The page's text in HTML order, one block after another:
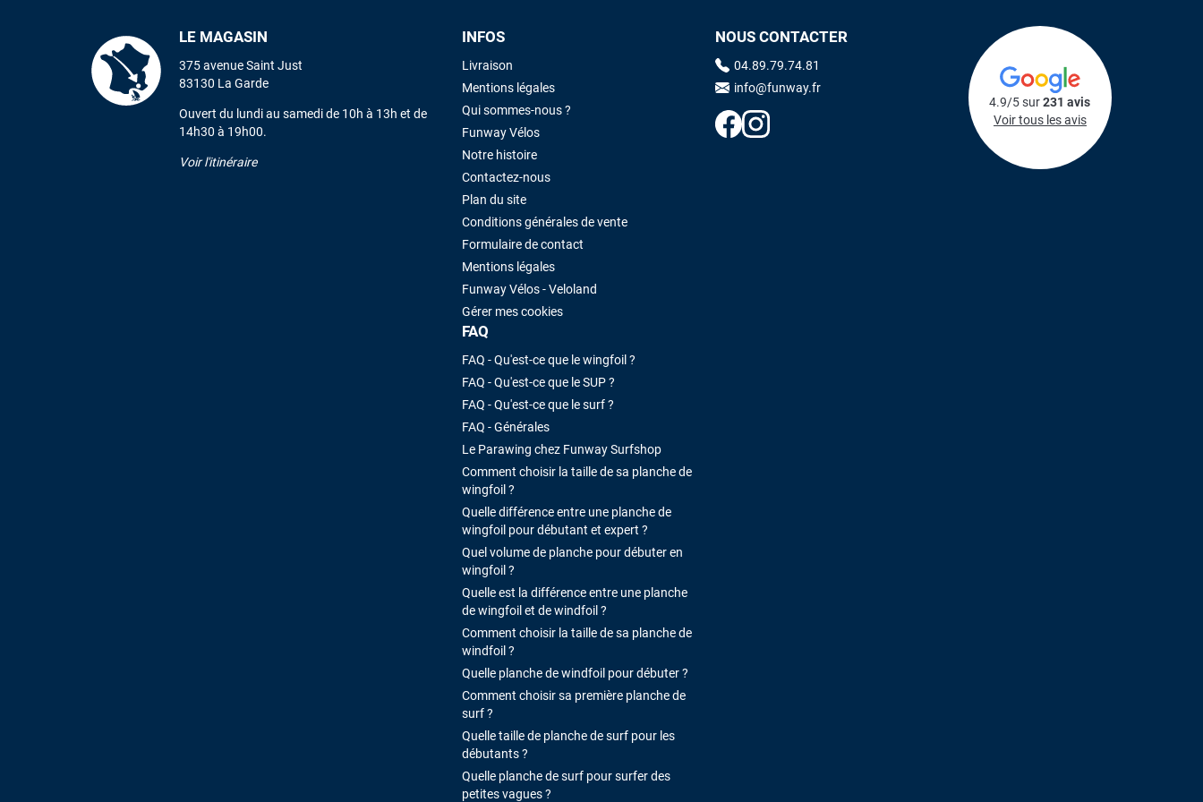
LE MAGASIN
375 avenue Saint Just
83130 La Garde
Ouvert du lundi au samedi de 10h à 13h et de
14h30 à 19h00.
Voir l'itinéraire
INFOS
Livraison
Mentions légales
Qui sommes-nous ?
Funway Vélos
Notre histoire
Contactez-nous
Plan du site
Conditions générales de vente
Formulaire de contact
Mentions légales
Funway Vélos - Veloland
Gérer mes cookies
FAQ
FAQ - Qu'est-ce que le wingfoil ?
FAQ - Qu'est-ce que le SUP ?
FAQ - Qu'est-ce que le surf ?
FAQ - Générales
Le Parawing chez Funway Surfshop
Comment choisir la taille de sa planche de
wingfoil ?
Quelle différence entre une planche de
wingfoil pour débutant et expert ?
Quel volume de planche pour débuter en
wingfoil ?
Quelle est la différence entre une planche
de wingfoil et de windfoil ?
Comment choisir la taille de sa planche de
windfoil ?
Quelle planche de windfoil pour débuter ?
Comment choisir sa première planche de
surf ?
Quelle taille de planche de surf pour les
débutants ?
Quelle planche de surf pour surfer des
petites vagues ?
NOUS CONTACTER
04.89.79.74.81
info@funway.fr
4.9/5 sur231 avis
Voir tous les avis
été rapide. La voile est arrivée en super état. Mauruuru roa.
VOIR TOUS LES AVIS